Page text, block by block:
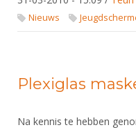
Nieuws
Plexiglas
Na kennis te hebben